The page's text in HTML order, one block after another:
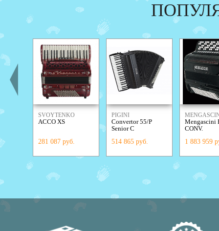
SVOYTENKO
ACCORDIONS
ACCO XS
281 087 руб.
PIGINI
Convertor 55/P
Senior С
514 865 руб.
Mengascini
CONV.
1 883 959